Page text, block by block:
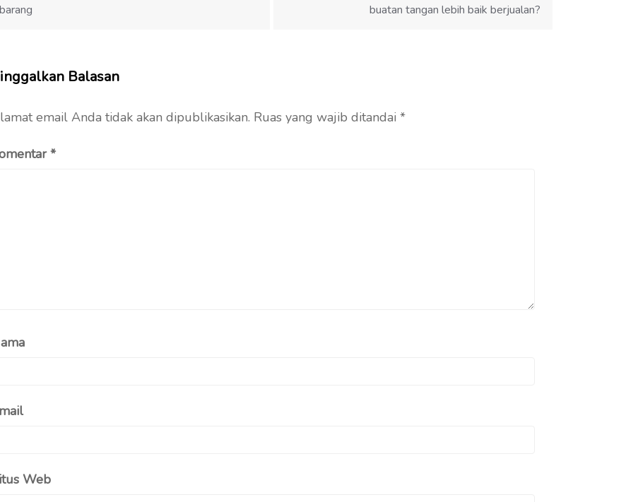
barang
buatan tangan lebih baik berjualan?
Balasan
email Anda tidak akan dipublikasikan. Ruas yang wajib ditandai *
*
Web